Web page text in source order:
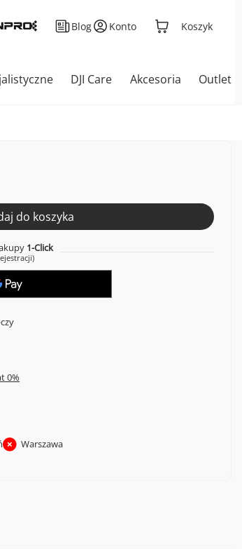
Blog Konto Koszyk
DJI Care Akcesoria Outlet
do koszyka
1-Click
Warszawa